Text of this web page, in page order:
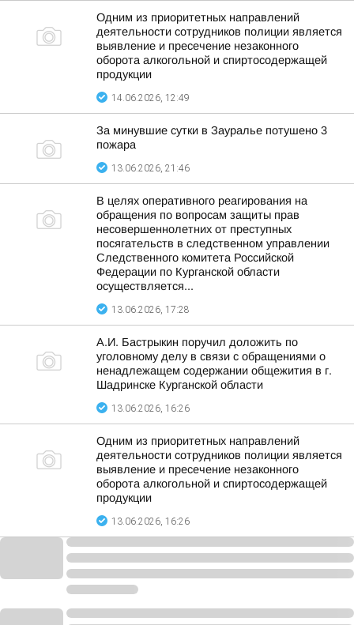
Одним из приоритетных направлений
деятельности сотрудников полиции является
выявление и пресечение незаконного
оборота алкогольной и спиртосодержащей
продукции
14.06.2026, 12:49
За минувшие сутки в Зауралье потушено 3
пожара
13.06.2026, 21:46
В целях оперативного реагирования на
обращения по вопросам защиты прав
несовершеннолетних от преступных
посягательств в следственном управлении
Следственного комитета Российской
Федерации по Курганской области
осуществляется...
13.06.2026, 17:28
А.И. Бастрыкин поручил доложить по
уголовному делу в связи с обращениями о
ненадлежащем содержании общежития в г.
Шадринске Курганской области
13.06.2026, 16:26
Одним из приоритетных направлений
деятельности сотрудников полиции является
выявление и пресечение незаконного
оборота алкогольной и спиртосодержащей
продукции
13.06.2026, 16:26